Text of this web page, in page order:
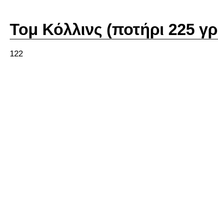
Τομ Κόλλινς (ποτήρι 225
122